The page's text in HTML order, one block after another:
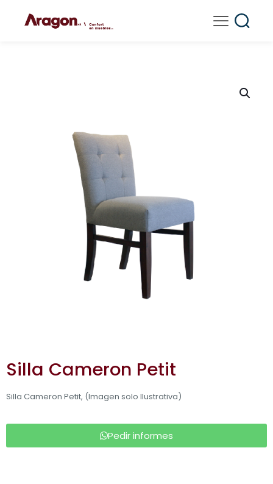
Silla Cameron Petit
Silla Cameron Petit, (Imagen solo Ilustrativa)
Pedir informes